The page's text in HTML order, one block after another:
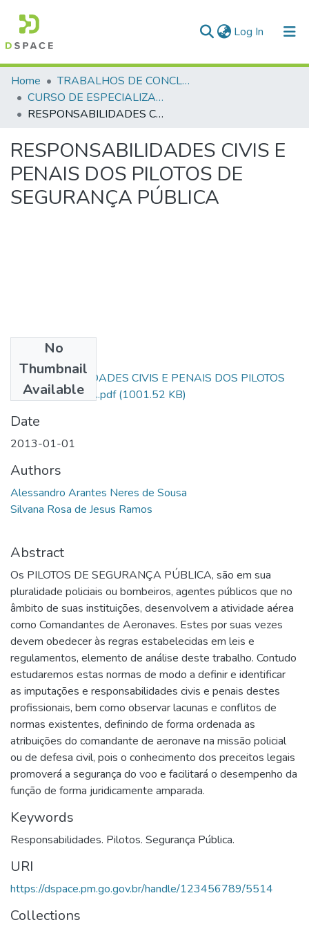
Log In (current)
Communities & Collections
All of DSpace
Home
TRABALHOS DE CONCLUSÃO DE CURSO - CEGESP (CURSO DE ESPECIALIZAÇÃO EM GERENCIAMENTO EM SEGURANÇA PÚBLICA)
CURSO DE ESPECIALIZAÇÃO EM GERENCIAMENTO EM SEGURANÇA PÚBLICA - CEGESP - 2013 - 2
RESPONSABILIDADES CIVIS E PENAIS DOS PILOTOS DE SEGURANÇA PÚBLICA
RESPONSABILIDADES CIVIS E
PENAIS DOS PILOTOS DE
SEGURANÇA PÚBLICA
No
Thumbnail
Available
RESPONSABILIDADES CIVIS E PENAIS DOS PILOTOS
DE SEGURANÇA.pdf(1001.52 KB)
Date
2013-01-01
Authors
Alessandro Arantes Neres de Sousa
Silvana Rosa de Jesus Ramos
Abstract
Os PILOTOS DE SEGURANÇA PÚBLICA, são em sua
pluralidade policiais ou bombeiros, agentes públicos que no
âmbito de suas instituições, desenvolvem a atividade aérea
como Comandantes de Aeronaves. Estes por suas vezes
devem obedecer às regras estabelecidas em leis e
regulamentos, elemento de análise deste trabalho. Contudo
estudaremos estas normas de modo a definir e identificar
as imputações e responsabilidades civis e penais destes
profissionais, bem como observar lacunas e conflitos de
normas existentes, definindo de forma ordenada as
atribuições do comandante de aeronave na missão policial
ou de defesa civil, pois o conhecimento dos preceitos legais
promoverá a segurança do voo e facilitará o desempenho da
função de forma juridicamente amparada.
Keywords
Responsabilidades. Pilotos. Segurança Pública.
URI
https://dspace.pm.go.gov.br/handle/123456789/5514
Collections